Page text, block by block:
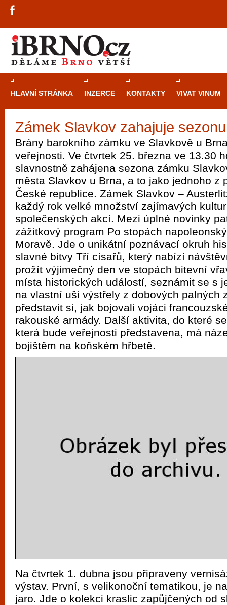
HLAVNÍ STRÁNKA INZERCE KONTAKTY VIVAT VINUM
Zámek Slavkov zahajuje sezonu
Brány barokního zámku ve Slavkově u
veřejnosti. Ve čtvrtek 25. března ve 13.30
slavnostně zahájena sezona zámku
města Slavkov u Brna, a to jako jednoho z
České republice. Zámek Slavkov –
každý rok velké množství zajímavých
společenských akcí. Mezi úplné novinky
zážitkový program Po stopách
Moravě. Jde o unikátní poznávací okruh
slavné bitvy Tří císařů, který nabízí
prožít výjimečný den ve stopách bitevní
místa historických událostí, seznámit se s
na vlastní uši výstřely z dobových palných
představit si, jak bojovali vojáci
rakouské armády. Další aktivita, do které
která bude veřejnosti představena, má
bojištěm na koňském hřbetě.
Na čtvrtek 1. dubna jsou připraveny
výstav. První, s velikonoční tematikou, je
jaro. Jde o kolekci kraslic zapůjčených od
Průvodce
Brně: Od
automaty
Brno je
zajímavé
restaurace,
Mimo jiné je ale také místem, kde si
vyzkoušet různé kasinové hry. V
metropoli naleznete širokou nabídku her
po moderní automaty jak pro pravidelné
příležitostné hráče. V...